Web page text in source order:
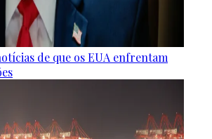
de que os EUA enfrentam